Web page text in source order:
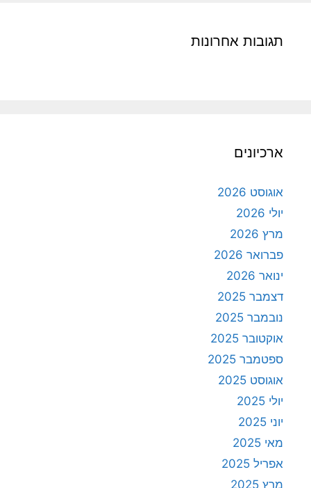
תגובות אחרונות
ארכיונים
אוגוסט 2026
יולי 2026
מרץ 2026
פברואר 2026
ינואר 2026
דצמבר 2025
נובמבר 2025
אוקטובר 2025
ספטמבר 2025
אוגוסט 2025
יולי 2025
יוני 2025
מאי 2025
אפריל 2025
מרץ 2025